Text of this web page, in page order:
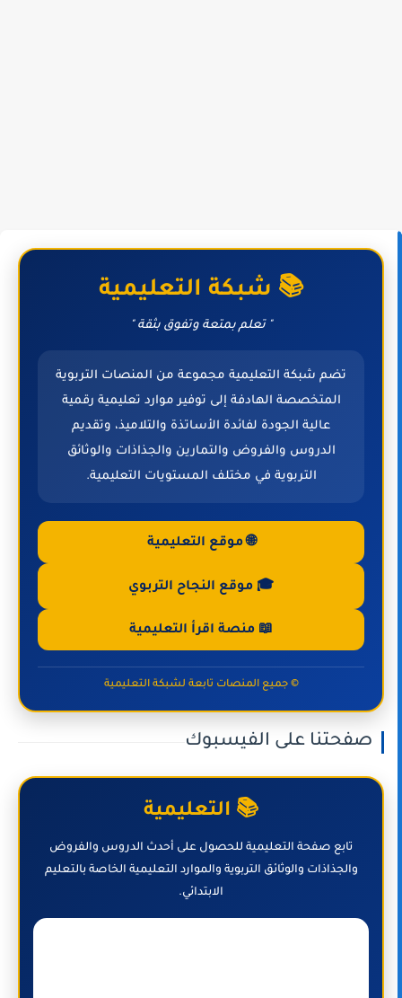
📚 شبكة التعليمية
" تعلم بمتعة وتفوق بثقة "
تضم شبكة التعليمية مجموعة من المنصات التربوية
المتخصصة الهادفة إلى توفير موارد تعليمية رقمية
عالية الجودة لفائدة الأساتذة والتلاميذ، وتقديم
الدروس والفروض والتمارين والجذاذات والوثائق
التربوية في مختلف المستويات التعليمية.
🌐 موقع التعليمية
🎓 موقع النجاح التربوي
📖 منصة اقرأ التعليمية
© جميع المنصات تابعة لشبكة التعليمية
صفحتنا على الفيسبوك
📚 التعليمية
تابع صفحة التعليمية للحصول على أحدث الدروس والفروض
والجذاذات والوثائق التربوية والموارد التعليمية الخاصة بالتعليم
الابتدائي.